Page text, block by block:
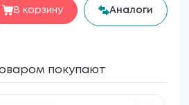
В корзину Аналоги
покупают